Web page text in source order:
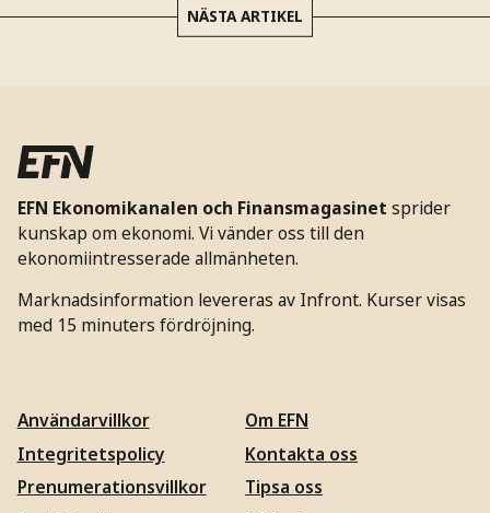
NÄSTA ARTIKEL
EFN Ekonomikanalen och Finansmagasinet sprider
kunskap om ekonomi. Vi vänder oss till den
ekonomiintresserade allmänheten.
Marknadsinformation levereras av Infront. Kurser visas
med 15 minuters fördröjning.
Användarvillkor
Integritetspolicy
Prenumerationsvillkor
Om EFN
Kontakta oss
Tipsa oss